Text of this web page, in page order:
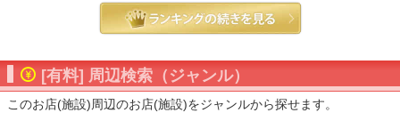
[有料] 周辺検索（ジャンル）
このお店(施設)周辺のお店(施設)をジャンルから探せます。